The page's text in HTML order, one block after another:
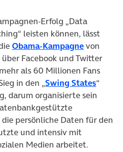
Erfolg „Data
leisten können, lässt
Obama-Kampagnevon
Facebook und Twitter
als 60 Millionen Fans
in den „Swing States“
darum organisierte sein
persönliche Daten für den
und intensiv mit
Medien arbeitet.